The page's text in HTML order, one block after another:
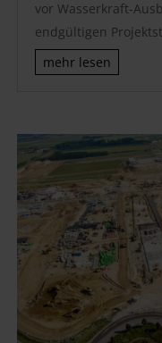
vor Wasserkraft-
endgültigen
mehr lesen